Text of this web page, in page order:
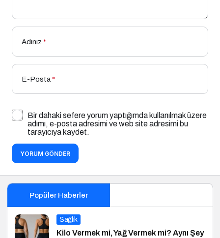
Adınız *
E-Posta*
Bir dahaki sefere yorum yaptığımda kullanılmak üzere
adımı, e-posta adresimi ve web site adresimi bu
tarayıcıya kaydet.
YORUM GÖNDER
Popüler Haberler
Sağlık
Kilo Vermek mi, Yağ Vermek mi? Aynı Şey